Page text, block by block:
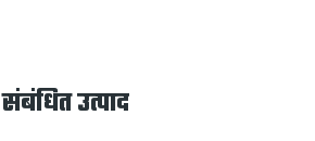
संबंधित उत्पाद